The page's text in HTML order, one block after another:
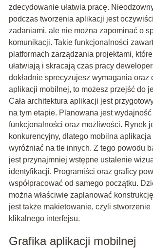
zdecydowanie ułatwia pracę.
podczas tworzenia aplikacji jest
zadaniami, ale nie można zapominać o
komunikacji. Takie funkcjonalności
platformach zarządzania projektami,
ułatwiają i skracają czas pracy
dokładnie sprecyzujesz wymagania oraz
aplikacji mobilnej, to możesz przejść do
Cała architektura aplikacji jest
na tym etapie. Planowana jest wydajność
funkcjonalności oraz możliwości. Rynek
konkurencyjny, dlatego mobilna
wyróżniać na tle innych. Z tego powodu
jest przynajmniej wstępne ustalenie
identyfikacji. Programiści oraz graficy
współpracować od samego początku.
można właściwie zaplanować
jest także makietowanie, czyli
klikalnego interfejsu.
Grafika aplikacji mobilnej